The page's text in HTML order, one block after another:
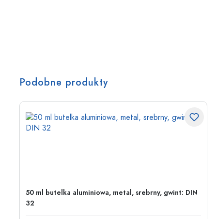
Podobne produkty
50 ml butelka aluminiowa, metal, srebrny, gwint: DIN
32